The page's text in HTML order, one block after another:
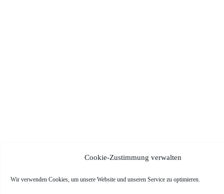
Cookie-Zustimmung verwalten
Wir verwenden Cookies, um unsere Website und unseren Service zu optimieren.